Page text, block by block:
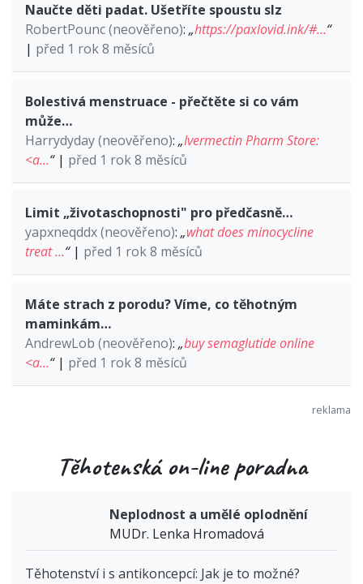
Naučte děti padat. Ušetříte spoustu slz
RobertPounc (neověřeno): „https://paxlovid.ink/#…“
| před 1 rok 8 měsíců
Bolestivá menstruace - přečtěte si co vám
může…
Harrydyday (neověřeno): „Ivermectin Pharm Store:
<a…“| před 1 rok 8 měsíců
Limit „životaschopnosti" pro předčasně…
yapxneqddx (neověřeno): „what does minocycline
treat …“| před 1 rok 8 měsíců
Máte strach z porodu? Víme, co těhotným
maminkám…
AndrewLob (neověřeno): „buy semaglutide online
<a…“| před 1 rok 8 měsíců
Těhotenská on-line poradna
Neplodnost a umělé oplodnění
MUDr. Lenka Hromadová
Těhotenství i s antikoncepcí: Jak je to možné?